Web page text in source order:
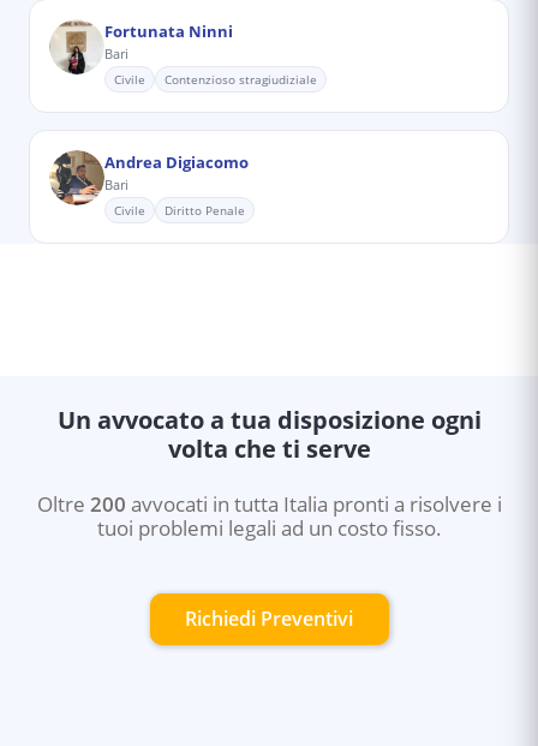
Fortunata Ninni
Bari
Civile Contenzioso stragiudiziale
Andrea Digiacomo
Bari
Civile Diritto Penale
Un avvocato a tua disposizione ogni
volta che ti serve
Oltre 200 avvocati in tutta Italia pronti a risolvere i
tuoi problemi legali ad un costo fisso.
Richiedi Preventivi